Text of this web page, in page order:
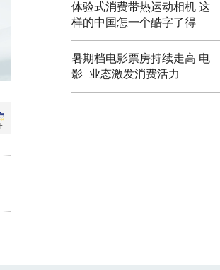
体验式消费带热运动相机 这
样的中国怎一个酷字了得
暑期档电影票房持续走高 电
影+业态激发消费活力